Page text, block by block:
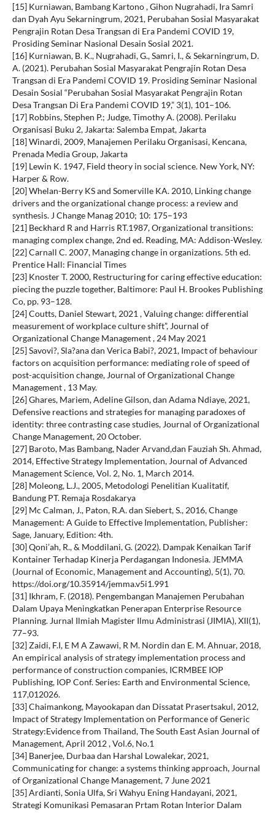
[15] Kurniawan, Bambang Kartono , Gihon Nugrahadi, Ira Samri
dan Dyah Ayu Sekarningrum, 2021, Perubahan Sosial Masyarakat
Pengrajin Rotan Desa Trangsan di Era Pandemi COVID 19,
Prosiding Seminar Nasional Desain Sosial 2021.
[16] Kurniawan, B. K., Nugrahadi, G., Samri, I., & Sekarningrum, D.
A. (2021). Perubahan Sosial Masyarakat Pengrajin Rotan Desa
Trangsan di Era Pandemi COVID 19. Prosiding Seminar Nasional
Desain Sosial “Perubahan Sosial Masyarakat Pengrajin Rotan
Desa Trangsan Di Era Pandemi COVID 19,” 3(1), 101–106.
[17] Robbins, Stephen P.; Judge, Timothy A. (2008). Perilaku
Organisasi Buku 2, Jakarta: Salemba Empat, Jakarta
[18] Winardi, 2009, Manajemen Perilaku Organisasi, Kencana,
Prenada Media Group, Jakarta
[19] Lewin K. 1947, Field theory in social science. New York, NY:
Harper & Row.
[20] Whelan-Berry KS and Somerville KA. 2010, Linking change
drivers and the organizational change process: a review and
synthesis. J Change Manag 2010; 10: 175–193
[21] Beckhard R and Harris RT.1987, Organizational transitions:
managing complex change, 2nd ed. Reading, MA: Addison-Wesley.
[22] Carnall C. 2007, Managing change in organizations. 5th ed.
Prentice Hall: Financial Times
[23] Knoster T. 2000, Restructuring for caring effective education:
piecing the puzzle together, Baltimore: Paul H. Brookes Publishing
Co, pp. 93–128.
[24] Coutts, Daniel Stewart, 2021 , Valuing change: differential
measurement of workplace culture shift”, Journal of
Organizational Change Management , 24 May 2021
[25] Savovi?, Sla?ana dan Verica Babi?, 2021, Impact of behaviour
factors on acquisition performance: mediating role of speed of
post-acquisition change, Journal of Organizational Change
Management , 13 May.
[26] Ghares, Mariem, Adeline Gilson, dan Adama Ndiaye, 2021,
Defensive reactions and strategies for managing paradoxes of
identity: three contrasting case studies, Journal of Organizational
Change Management, 20 October.
[27] Baroto, Mas Bambang, Nader Arvand,dan Fauziah Sh. Ahmad,
2014, Effective Strategy Implementation, Journal of Advanced
Management Science, Vol. 2, No. 1, March 2014.
[28] Moleong, L.J., 2005, Metodologi Penelitian Kualitatif,
Bandung PT. Remaja Rosdakarya
[29] Mc Calman, J., Paton, R.A. dan Siebert, S., 2016, Change
Management: A Guide to Effective Implementation, Publisher:
Sage, January, Edition: 4th.
[30] Qoni’ah, R., & Moddilani, G. (2022). Dampak Kenaikan Tarif
Kontainer Terhadap Kinerja Perdagangan Indonesia. JEMMA
(Journal of Economic, Management and Accounting), 5(1), 70.
https://doi.org/10.35914/jemma.v5i1.991
[31] Ikhram, F. (2018). Pengembangan Manajemen Perubahan
Dalam Upaya Meningkatkan Penerapan Enterprise Resource
Planning. Jurnal Ilmiah Magister Ilmu Administrasi (JIMIA), XII(1),
77–93.
[32] Zaidi, F.I, E M A Zawawi, R M. Nordin dan E. M. Ahnuar, 2018,
An empirical analysis of strategy implementation process and
performance of construction companies, ICRMBEE IOP
Publishing, IOP Conf. Series: Earth and Environmental Science,
117,012026.
[33] Chaimankong, Mayookapan dan Dissatat Prasertsakul, 2012,
Impact of Strategy Implementation on Performance of Generic
Strategy:Evidence from Thailand, The South East Asian Journal of
Management, April 2012 , Vol.6, No.1
[34] Banerjee, Durbaa dan Harshal Lowalekar, 2021,
Communicating for change: a systems thinking approach, Journal
of Organizational Change Management, 7 June 2021
[35] Ardianti, Sonia Ulfa, Sri Wahyu Ening Handayani, 2021,
Strategi Komunikasi Pemasaran Prtam Rotan Interior Dalam